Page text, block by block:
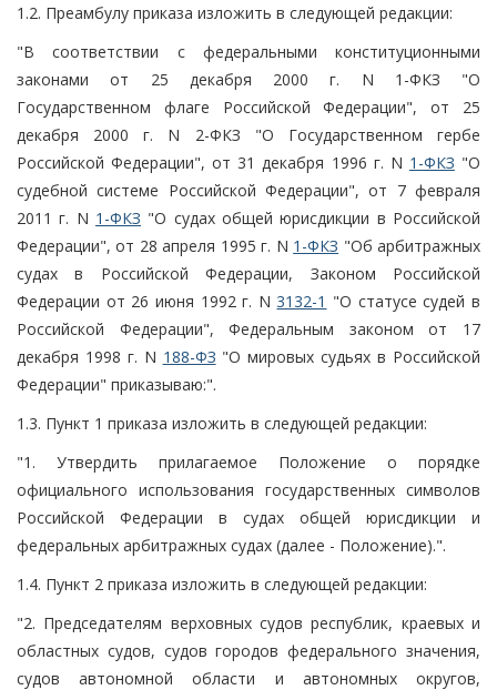
1.2. Преамбулу приказа изложить в следующей редакции:
"В соответствии с федеральными конституционными
законами от 25 декабря 2000 г. N 1-ФКЗ "О
Государственном флаге Российской Федерации", от 25
декабря 2000 г. N 2-ФКЗ "О Государственном гербе
Российской Федерации", от 31 декабря 1996 г. N 1-ФКЗ "О
судебной системе Российской Федерации", от 7 февраля
2011 г. N 1-ФКЗ "О судах общей юрисдикции в Российской
Федерации", от 28 апреля 1995 г. N 1-ФКЗ "Об арбитражных
судах в Российской Федерации, Законом Российской
Федерации от 26 июня 1992 г. N3132-1 "О статусе судей в
Российской Федерации", Федеральным законом от 17
декабря 1998 г. N 188-ФЗ "О мировых судьях в Российской
Федерации" приказываю:".
1.3. Пункт 1 приказа изложить в следующей редакции:
"1. Утвердить прилагаемое Положение о порядке
официального использования государственных символов
Российской Федерации в судах общей юрисдикции и
федеральных арбитражных судах (далее - Положение).".
1.4. Пункт 2 приказа изложить в следующей редакции:
"2. Председателям верховных судов республик, краевых и
областных судов, судов городов федерального значения,
судов автономной области и автономных округов,